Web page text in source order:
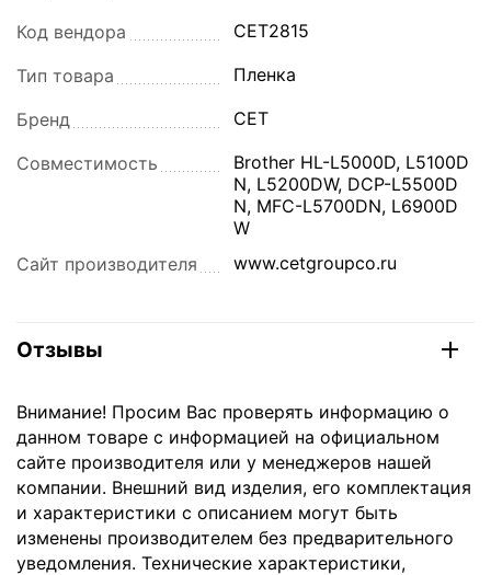
Код вендора CET2815
Тип товара Пленка
Бренд CET
Совместимость
Brother HL-L5000D, L5100D
N, L5200DW, DCP-L5500D
N, MFC-L5700DN, L6900D
W
Сайт производителя
www.cetgroupco.ru
Отзывы
Внимание! Просим Вас проверять информацию о
данном товаре с информацией на официальном
сайте производителя или у менеджеров нашей
компании. Внешний вид изделия, его комплектация
и характеристики с описанием могут быть
изменены производителем без предварительного
уведомления. Технические характеристики,